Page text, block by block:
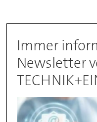
Immer
Newsletter